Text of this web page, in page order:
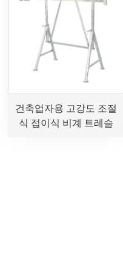
건축업자용 고강도 조절
식 접이식 비계 트레슬